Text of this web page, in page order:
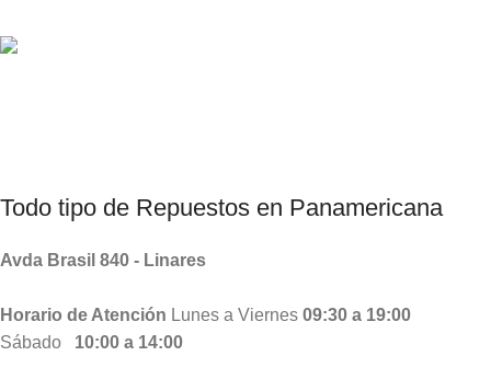
Todo tipo de Repuestos en Panamericana
Avda Brasil 840 - Linares
Horario de Atención Lunes a Viernes 09:30 a 19:00
Sábado 10:00 a 14:00